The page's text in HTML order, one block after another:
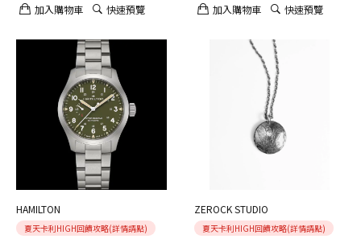
加入購物車 快速預覽 加入購物車 快速預覽
HAMILTON
夏天卡利HIGH回饋攻略(詳情請點)
ZEROCK STUDIO
夏天卡利HIGH回饋攻略(詳情請點)